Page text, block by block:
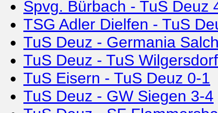
Spvg. Bürbach - TuS Deuz
TSG Adler Dielfen - TuS
TuS Deuz - Germania
TuS Deuz - TuS
TuS Eisern - TuS Deuz 0-1
TuS Deuz - GW Siegen 3-4